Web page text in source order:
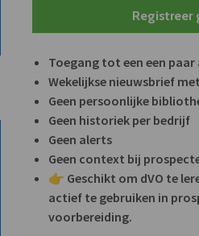
Registreer
Toegang tot een een
Wekelijkse nieuwsbrief
Geen persoonlijke
Geen historiek per bedrijf
Geen alerts
Geen context bij
👉 Geschikt om dVO te
actief te gebruiken in
voorbereiding.